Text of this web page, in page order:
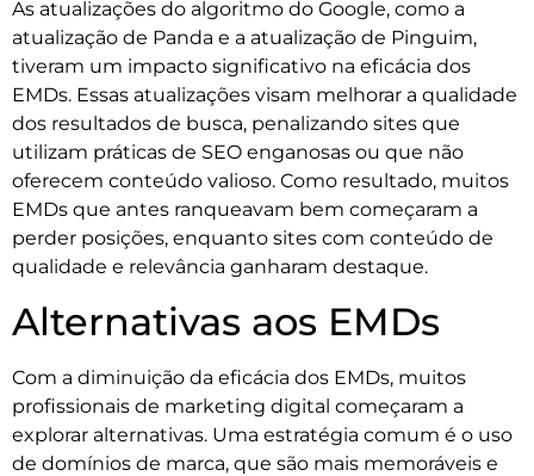
As atualizações do algoritmo do Google, como a
atualização de Panda e a atualização de Pinguim,
tiveram um impacto significativo na eficácia dos
EMDs. Essas atualizações visam melhorar a qualidade
dos resultados de busca, penalizando sites que
utilizam práticas de SEO enganosas ou que não
oferecem conteúdo valioso. Como resultado, muitos
EMDs que antes ranqueavam bem começaram a
perder posições, enquanto sites com conteúdo de
qualidade e relevância ganharam destaque.
Alternativas aos EMDs
Com a diminuição da eficácia dos EMDs, muitos
profissionais de marketing digital começaram a
explorar alternativas. Uma estratégia comum é o uso
de domínios de marca, que são mais memoráveis e